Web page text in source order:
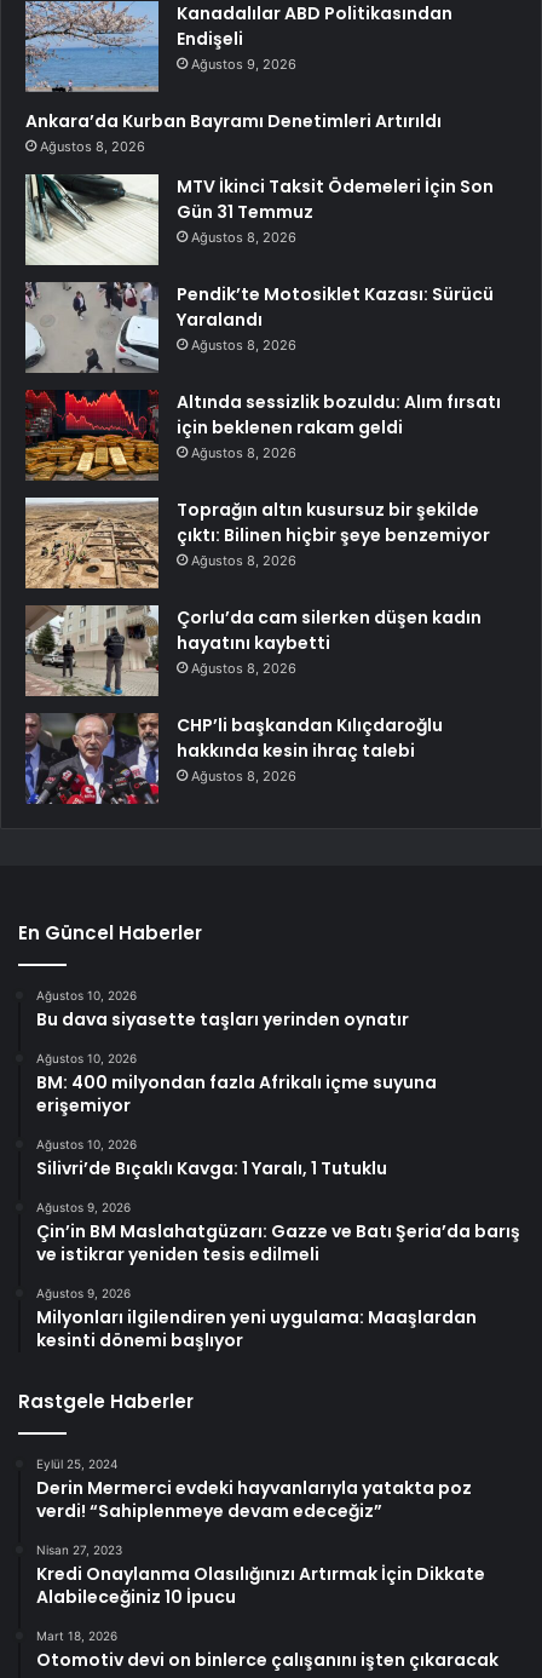
Kanadalılar ABD Politikasından
Endişeli
Ağustos 9, 2026
Ankara’da Kurban Bayramı Denetimleri Artırıldı
Ağustos 8, 2026
MTV İkinci Taksit Ödemeleri İçin Son
Gün 31 Temmuz
Ağustos 8, 2026
Pendik’te Motosiklet Kazası: Sürücü
Yaralandı
Ağustos 8, 2026
Altında sessizlik bozuldu: Alım fırsatı
için beklenen rakam geldi
Ağustos 8, 2026
Toprağın altın kusursuz bir şekilde
çıktı: Bilinen hiçbir şeye benzemiyor
Ağustos 8, 2026
Çorlu’da cam silerken düşen kadın
hayatını kaybetti
Ağustos 8, 2026
CHP’li başkandan Kılıçdaroğlu
hakkında kesin ihraç talebi
Ağustos 8, 2026
En Güncel Haberler
Ağustos 10, 2026
Bu dava siyasette taşları yerinden oynatır
Ağustos 10, 2026
BM: 400 milyondan fazla Afrikalı içme suyuna
erişemiyor
Ağustos 10, 2026
Silivri’de Bıçaklı Kavga: 1 Yaralı, 1 Tutuklu
Ağustos 9, 2026
Çin’in BM Maslahatgüzarı: Gazze ve Batı Şeria’da barış
ve istikrar yeniden tesis edilmeli
Ağustos 9, 2026
Milyonları ilgilendiren yeni uygulama: Maaşlardan
kesinti dönemi başlıyor
Rastgele Haberler
Eylül 25, 2024
Derin Mermerci evdeki hayvanlarıyla yatakta poz
verdi! “Sahiplenmeye devam edeceğiz”
Nisan 27, 2023
Kredi Onaylanma Olasılığınızı Artırmak İçin Dikkate
Alabileceğiniz 10 İpucu
Mart 18, 2026
Otomotiv devi on binlerce çalışanını işten çıkaracak